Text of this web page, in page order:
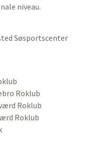
niveau.
Søsportscenter
Roklub
Roklub
Roklub